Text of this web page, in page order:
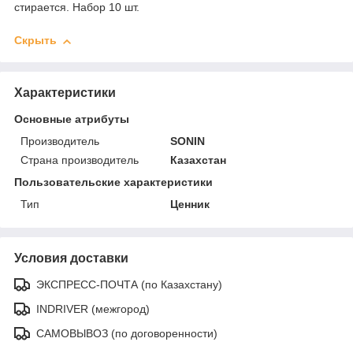
стирается. Набор 10 шт.
Скрыть
Характеристики
Основные атрибуты
Производитель
SONIN
Страна производитель
Казахстан
Пользовательские характеристики
Тип
Ценник
Условия доставки
ЭКСПРЕСС-ПОЧТА (по Казахстану)
INDRIVER (межгород)
САМОВЫВОЗ (по договоренности)